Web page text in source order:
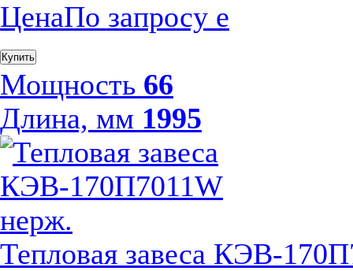
ЦенаПо запросу е
Купить
Мощность 66
Длина, мм 1995
Тепловая завеса КЭВ-